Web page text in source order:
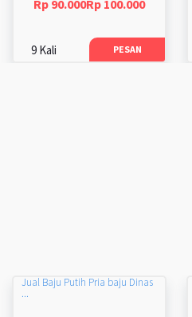
Rp 90.000Rp 100.000
9 Kali PESAN
Jual Baju Putih Pria baju Dinas
...